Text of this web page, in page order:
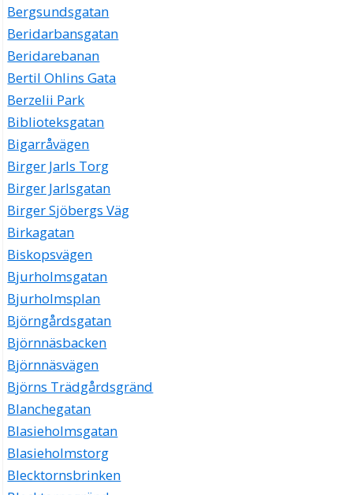
Bergsundsgatan
Beridarbansgatan
Beridarebanan
Bertil Ohlins Gata
Berzelii Park
Biblioteksgatan
Bigarråvägen
Birger Jarls Torg
Birger Jarlsgatan
Birger Sjöbergs Väg
Birkagatan
Biskopsvägen
Bjurholmsgatan
Bjurholmsplan
Björngårdsgatan
Björnnäsbacken
Björnnäsvägen
Björns Trädgårdsgränd
Blanchegatan
Blasieholmsgatan
Blasieholmstorg
Blecktornsbrinken